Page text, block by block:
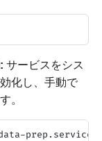
サービスをシス
化し、手動で
。
prep.service